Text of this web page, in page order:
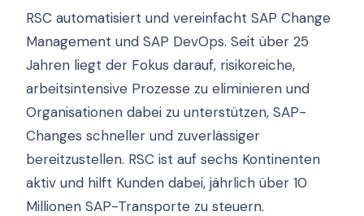
RSC automatisiert und vereinfacht SAP Change
Management und SAP DevOps. Seit über 25
Jahren liegt der Fokus darauf, risikoreiche,
arbeitsintensive Prozesse zu eliminieren und
Organisationen dabei zu unterstützen, SAP-
Changes schneller und zuverlässiger
bereitzustellen. RSC ist auf sechs Kontinenten
aktiv und hilft Kunden dabei, jährlich über 10
Millionen SAP-Transporte zu steuern.